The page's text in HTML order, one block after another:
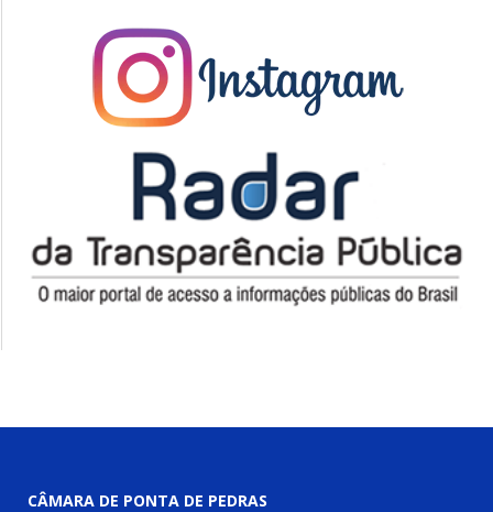
CÂMARA DE PONTA DE PEDRAS